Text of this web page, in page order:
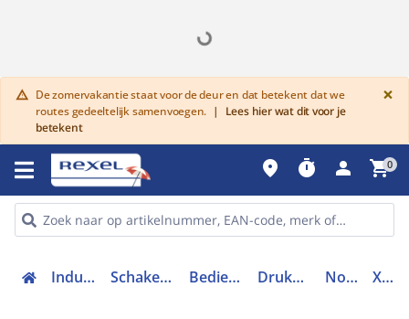
warning De zomervakantie staat voor de deur en dat betekent dat we
routes gedeeltelijk samenvoegen. |
Lees hier wat dit voor je
betekent
×
place timer person shopping_cart0
Industriele componenten Schakelen, bedienen en signaleren Bedieningen en signaleringen Drukknoppen en toebehoren Noodstop compleet XB4BS8444